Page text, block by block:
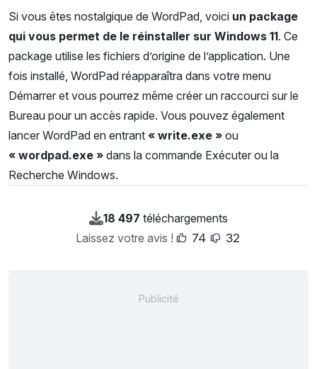
Si vous êtes nostalgique de WordPad, voici un package
qui vous permet de le réinstaller sur Windows 11. Ce
package utilise les fichiers d’origine de l’application. Une
fois installé, WordPad réapparaîtra dans votre menu
Démarrer et vous pourrez même créer un raccourci sur le
Bureau pour un accès rapide. Vous pouvez également
lancer WordPad en entrant « write.exe » ou
« wordpad.exe » dans la commande Exécuter ou la
Recherche Windows.
18 497 téléchargements
Laissez votre avis !
74 32